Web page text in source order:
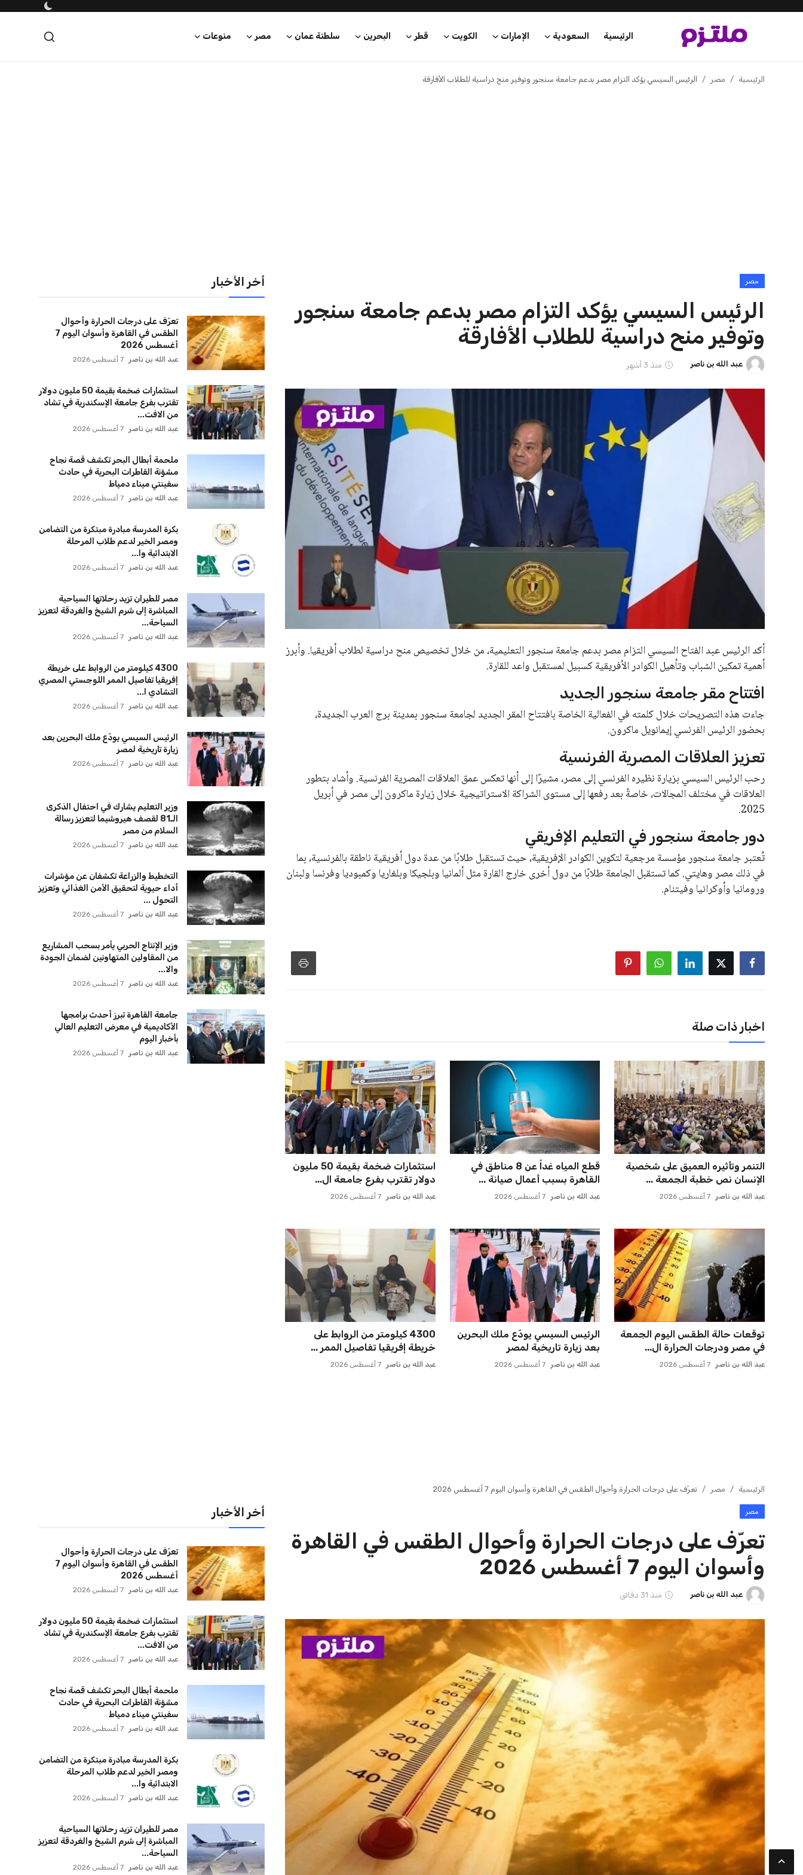
الرئيسية السعودية الإمارات الكويت قطر البحرين سلطنة عمان مصر منوعات
الرئيسيةالرئيسية مصر الرئيس السيسي يؤكد التزام مصر بدعم جامعة سنجور وتوفير منح دراسية للطلاب الأفارقة
مصر
الرئيس السيسي يؤكد التزام مصر بدعم جامعة سنجور
وتوفير منح دراسية للطلاب الأفارقة
عبد الله بن ناصر منذ 3 أشهر
أكد الرئيس عبد الفتاح السيسي التزام مصر بدعم جامعة سنجور التعليمية، من خلال تخصيص منح دراسية لطلاب أفريقيا. وأبرز
أهمية تمكين الشباب وتأهيل الكوادر الأفريقية كسبيل لمستقبل واعد للقارة.
افتتاح مقر جامعة سنجور الجديد
جاءت هذه التصريحات خلال كلمته في الفعالية الخاصة بافتتاح المقر الجديد لجامعة سنجور بمدينة برج العرب الجديدة،
بحضور الرئيس الفرنسي إيمانويل ماكرون.
تعزيز العلاقات المصرية الفرنسية
رحب الرئيس السيسي بزيارة نظيره الفرنسي إلى مصر، مشيرًا إلى أنها تعكس عمق العلاقات المصرية الفرنسية. وأشاد بتطور
العلاقات في مختلف المجالات، خاصةً بعد رفعها إلى مستوى الشراكة الاستراتيجية خلال زيارة ماكرون إلى مصر في أبريل
2025.
دور جامعة سنجور في التعليم الإفريقي
تُعتبر جامعة سنجور مؤسسة مرجعية لتكوين الكوادر الإفريقية، حيث تستقبل طلابًا من عدة دول أفريقية ناطقة بالفرنسية، بما
في ذلك مصر وهايتي. كما تستقبل الجامعة طلابًا من دول أخرى خارج القارة مثل ألمانيا وبلجيكا وبلغاريا وكمبوديا وفرنسا ولبنان
ورومانيا وأوكرانيا وفيتنام.
اخبار ذات صلة
التنمر وتأثيره العميق على شخصية
الإنسان نص خطبة الجمعة ...
عبد الله بن ناصر 7 أغسطس 2026
قطع المياه غداً عن 8 مناطق في
القاهرة بسبب أعمال صيانة ...
عبد الله بن ناصر 7 أغسطس 2026
استثمارات ضخمة بقيمة 50 مليون
دولار تقترب بفرع جامعة ال...
عبد الله بن ناصر 7 أغسطس 2026
توقعات حالة الطقس اليوم الجمعة
في مصر ودرجات الحرارة ال...
عبد الله بن ناصر 7 أغسطس 2026
الرئيس السيسي يودّع ملك البحرين
بعد زيارة تاريخية لمصر
عبد الله بن ناصر 7 أغسطس 2026
4300 كيلومتر من الروابط على
خريطة إفريقيا تفاصيل الممر ...
عبد الله بن ناصر 7 أغسطس 2026
أخر الأخبار
تعرّف على درجات الحرارة وأحوال
الطقس في القاهرة وأسوان اليوم 7
أغسطس 2026
عبد الله بن ناصر 7 أغسطس 2026
استثمارات ضخمة بقيمة 50 مليون دولار
تقترب بفرع جامعة الإسكندرية في تشاد
من الافت...
عبد الله بن ناصر 7 أغسطس 2026
ملحمة أبطال البحر تكشف قصة نجاح
مشؤنة القاطرات البحرية في حادث
سفينتي ميناء دمياط
عبد الله بن ناصر 7 أغسطس 2026
بكرة المدرسة مبادرة مبتكرة من التضامن
ومصر الخير لدعم طلاب المرحلة
الابتدائية وا...
عبد الله بن ناصر 7 أغسطس 2026
مصر للطيران تزيد رحلاتها السياحية
المباشرة إلى شرم الشيخ والغردقة لتعزيز
السياحة...
عبد الله بن ناصر 7 أغسطس 2026
4300 كيلومتر من الروابط على خريطة
إفريقيا تفاصيل الممر اللوجستي المصري
التشادي ا...
عبد الله بن ناصر 7 أغسطس 2026
الرئيس السيسي يودّع ملك البحرين بعد
زيارة تاريخية لمصر
عبد الله بن ناصر 7 أغسطس 2026
وزير التعليم يشارك في احتفال الذكرى
الـ81 لقصف هيروشيما لتعزيز رسالة
السلام من مصر
عبد الله بن ناصر 7 أغسطس 2026
التخطيط والزراعة تكشفان عن مؤشرات
أداء حيوية لتحقيق الأمن الغذائي وتعزيز
التحول ...
عبد الله بن ناصر 7 أغسطس 2026
وزير الإنتاج الحربي يأمر بسحب المشاريع
من المقاولين المتهاونين لضمان الجودة
والا...
عبد الله بن ناصر 7 أغسطس 2026
جامعة القاهرة تبرز أحدث برامجها
الأكاديمية في معرض التعليم العالي
بأخبار اليوم
عبد الله بن ناصر 7 أغسطس 2026
الرئيسية مصر تعرّف على درجات الحرارة وأحوال الطقس في القاهرة وأسوان اليوم 7 أغسطس 2026
مصر
تعرّف على درجات الحرارة وأحوال الطقس في القاهرة
وأسوان اليوم 7 أغسطس 2026
عبد الله بن ناصر منذ 31 دقائق
أخر الأخبار
تعرّف على درجات الحرارة وأحوال
الطقس في القاهرة وأسوان اليوم 7
أغسطس 2026
عبد الله بن ناصر 7 أغسطس 2026
استثمارات ضخمة بقيمة 50 مليون دولار
تقترب بفرع جامعة الإسكندرية في تشاد
من الافت...
عبد الله بن ناصر 7 أغسطس 2026
ملحمة أبطال البحر تكشف قصة نجاح
مشؤنة القاطرات البحرية في حادث
سفينتي ميناء دمياط
عبد الله بن ناصر 7 أغسطس 2026
بكرة المدرسة مبادرة مبتكرة من التضامن
ومصر الخير لدعم طلاب المرحلة
الابتدائية وا...
عبد الله بن ناصر 7 أغسطس 2026
مصر للطيران تزيد رحلاتها السياحية
المباشرة إلى شرم الشيخ والغردقة لتعزيز
السياحة...
عبد الله بن ناصر 7 أغسطس 2026